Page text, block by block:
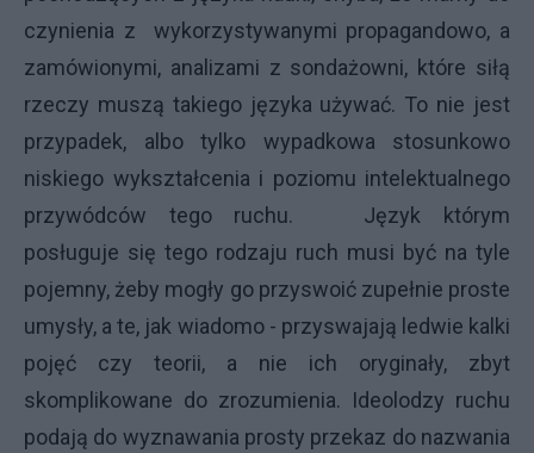
czynienia z wykorzystywanymi propagandowo, a
zamówionymi, analizami z sondażowni, które siłą
rzeczy muszą takiego języka używać. To nie jest
przypadek, albo tylko wypadkowa stosunkowo
niskiego wykształcenia i poziomu intelektualnego
przywódców tego ruchu. Język którym
posługuje się tego rodzaju ruch musi być na tyle
pojemny, żeby mogły go przyswoić zupełnie proste
umysły, a te, jak wiadomo - przyswajają ledwie kalki
pojęć czy teorii, a nie ich oryginały, zbyt
skomplikowane do zrozumienia. Ideolodzy ruchu
podają do wyznawania prosty przekaz do nazwania